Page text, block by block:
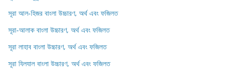
সূরা আল-হিজর বাংলা উচ্চারণ, অর্থ এবং ফজিলত
সূরা-আলাক বাংলা উচ্চারণ, অর্থ এবং ফজিলত
সূরা লাহাব‌‌‌ বাংলা উচ্চারণ, অর্থ এবং ফজিলত
সূরা যিলযাল বাংলা উচ্চারণ, অর্থ এবং ফজিলত